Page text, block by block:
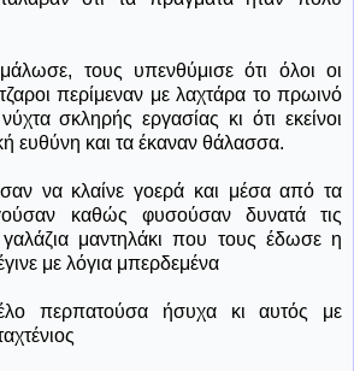
τους υπενθύμισε ότι όλοι οι
περίμεναν με λαχτάρα το πρωινό
σκληρής εργασίας κι ότι εκείνοι
ευθύνη και τα έκαναν θάλασσα.
να κλαίνε γοερά και μέσα από τα
καθώς φυσούσαν δυνατά τις
μαντηλάκι που τους έδωσε η
με λόγια μπερδεμένα
περπατούσα ήσυχα κι αυτός με